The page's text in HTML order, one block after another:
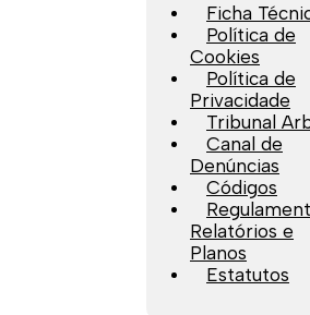
Ficha
Política de
Cookies
Política de
Privacidade
Tribunal
Canal de
Denúncias
Códigos
Relatórios e
Planos
Estatutos